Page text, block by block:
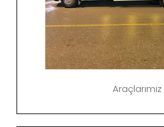
Araçlarımız